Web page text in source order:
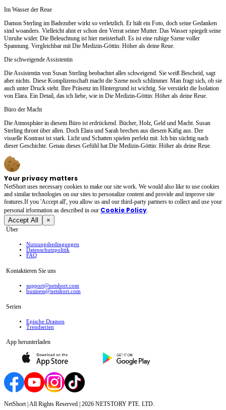
Im Wasser der Reue
Damon Sterling im Badezuber wirkt so verletzlich. Er hält ein Foto, doch seine Gedanken
sind woanders. Vielleicht ahnt er schon den Verrat seiner Mutter. Das Wasser spiegelt seine
Unruhe wider. Die Beleuchtung ist hier meisterhaft. Es ist eine ruhige Szene voller
Spannung. Vergleichbar mit Die Medizin-Göttin: Höher als deine Reue.
Die schweigende Assistentin
Die Assistentin von Susan Sterling beobachtet alles schweigend. Sie weiß Bescheid, sagt
aber nichts. Diese Komplizenschaft macht die Szene noch schlimmer. Man fragt sich, ob sie
auch unter Druck steht. Ihre Präsenz im Hintergrund ist wichtig. Sie verstärkt die Isolation
von Elara. Ein Detail, das ich liebe, wie in Die Medizin-Göttin: Höher als deine Reue.
Büro der Macht
Die Atmosphäre in diesem Büro ist erdrückend. Bücher, Holz, Geld und Macht. Susan
Sterling thront über allen. Doch Elara und Sarah brechen aus diesem Käfig aus. Der
visuelle Kontrast ist stark. Licht und Schatten spielen perfekt mit. Ich bin süchtig nach
dieser Geschichte. Genau dieses Gefühl hat Die Medizin-Göttin: Höher als deine Reue.
Your privacy matters
NetShort uses necessary cookies to make our site work. We would also like to use cookies
and similar technologies on our sites to personalize content and provide and improve site
features.If you 'Accept all', you allow us and our third-party partners to collect and use your
personal irformation as described in our Cookie Policy.
Accept All ×
Über
Nutzungsbedingungen
Datenschutzpolitik
FAQ
Kontaktieren Sie uns
support@netshort.com
business@netshort.com
Serien
Epische Dramen
Trendserien
App herunterladen
NetShort | All Rights Reserved | 2026 NETSTORY PTE. LTD.